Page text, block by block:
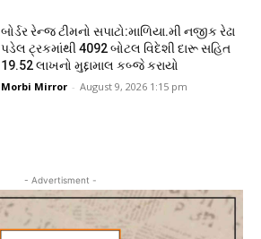
બોર્ડર રેન્જ ટીમનો સપાટો:માળિયા.મી નજીક રેઢા
પડેલ ટ્રકમાંથી 4092 બોટલ વિદેશી દારૂ સહિત
19.52 લાખનો મુદ્દામાલ કબ્જે કરાયો
Morbi Mirror - August 9, 2026 1:15 pm
- Advertisment -